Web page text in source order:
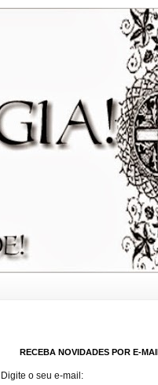
RECEBA NOVIDADES POR E-
Digite o seu e-mail: